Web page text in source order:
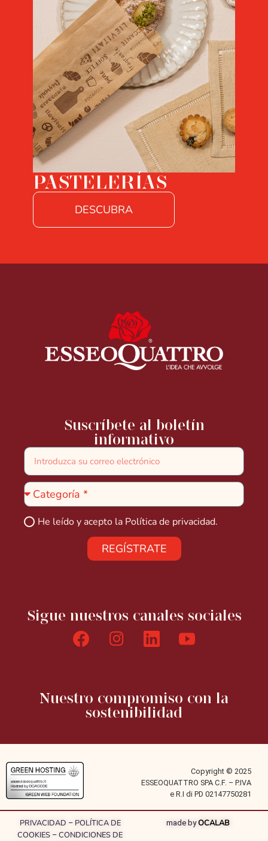
PASTELERÍAS
DESCUBRA
Suscríbete al boletín
informativo
He leído y acepto la Política de privacidad.
REGÍSTRATE
Sigue nuestros canales sociales
Nuestro compromiso con la
sostenibilidad
Copyright © 2025
ESSEOQUATTRO SPA C.F. – P.IVA
e R.I di PD 02147750281
PRIVACIDAD – POLÍTICA DE
COOKIES – CONDICIONES DE
made byOCALAB